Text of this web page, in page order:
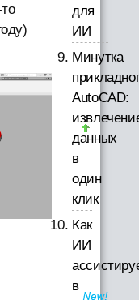
для
ИИ
Минутка
AutoCAD:
данных
в
один
клик
Как
ИИ
в